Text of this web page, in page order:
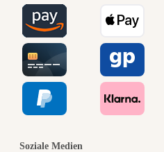
Soziale Medien